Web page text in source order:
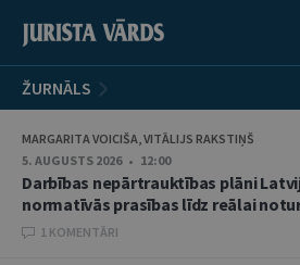
ŽURNĀLS
MARGARITA VOICIŠA, VITĀLIJS RAKSTIŅŠ
5. AUGUSTS 2026 • 12:00
Darbības nepārtrauktības plāni
normatīvās prasības līdz reālai
1 KOMENTĀRI